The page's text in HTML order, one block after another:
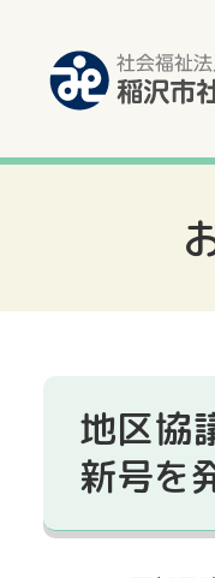
地区協
新号を